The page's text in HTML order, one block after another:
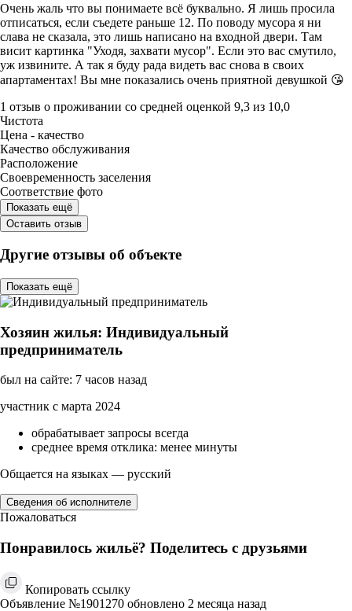
Очень жаль что вы понимаете всё буквально. Я лишь просила
отписаться, если съедете раньше 12. По поводу мусора я ни
слава не сказала, это лишь написано на входной двери. Там
висит картинка "Уходя, захвати мусор". Если это вас смутило,
уж извините. А так я буду рада видеть вас снова в своих
апартаментах! Вы мне показались очень приятной девушкой 😘
1 отзыв о проживании со средней оценкой 9,3 из 10,0
Чистота
Цена - качество
Качество обслуживания
Расположение
Своевременность заселения
Соответствие фото
Показать ещё
Оставить отзыв
Другие отзывы об объекте
Показать ещё
Хозяин жилья: Индивидуальный
предприниматель
был на сайте: 7 часов назад
участник с марта 2024
обрабатывает запросы всегда
среднее время отклика: менее минуты
Общается на языках — русский
Сведения об исполнителе
Пожаловаться
Понравилось жильё? Поделитесь с друзьями
Копировать ссылку
Объявление №1901270 обновлено 2 месяца назад